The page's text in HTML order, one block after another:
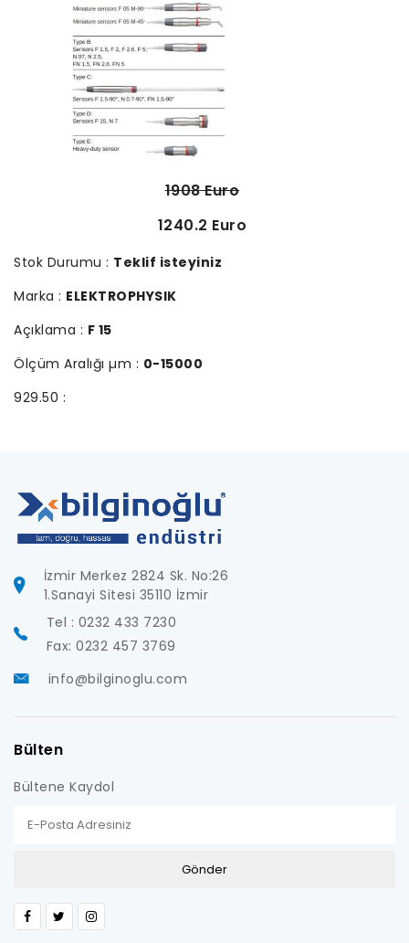
1908 Euro
1240.2 Euro
Stok Durumu : Teklif isteyiniz
Marka : ELEKTROPHYSIK
Açıklama : F 15
Ölçüm Aralığı µm : 0-15000
929.50 :
İzmir Merkez 2824 Sk. No:26
1.Sanayi Sitesi 35110 İzmir
Tel : 0232 433 7230
Fax: 0232 457 3769
info@bilginoglu.com
Bülten
Bültene Kaydol